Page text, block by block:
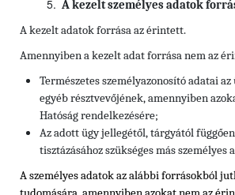
A kezelt személyes adatok
A kezelt adatok forrása az érintett.
Amennyiben a kezelt adat forrása nem az
Természetes személyazonosító adatai
egyéb résztvevőjének, amennyiben
Hatóság rendelkezésére;
Az adott ügy jellegétől, tárgyától
tisztázásához szükséges más személyes
A személyes adatok az alábbi forrásokból